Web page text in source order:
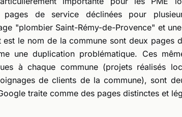
pages de service déclinées pour
"plombier Saint-Rémy-de-Provence" et
est le nom de la commune sont deux pages
une duplication problématique. Ces
à chaque commune (projets réalisés
de clients de la commune), sont
traite comme des pages distinctes et